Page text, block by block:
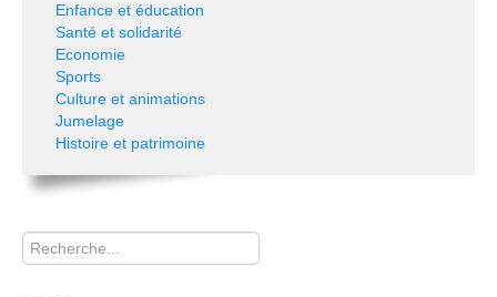
Enfance et éducation
Santé et solidarité
Economie
Sports
Culture et animations
Jumelage
Histoire et patrimoine
Rechercher